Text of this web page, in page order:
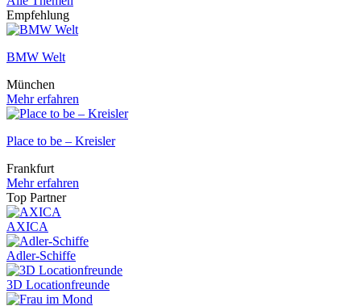
Empfehlung
BMW Welt
München
Mehr erfahren
Place to be – Kreisler
Frankfurt
Mehr erfahren
Top Partner
AXICA
Adler-Schiffe
3D Locationfreunde